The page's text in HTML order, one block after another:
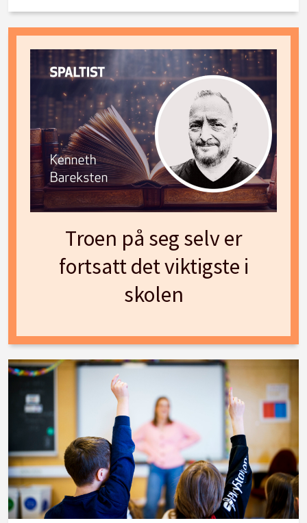
Troen på seg selv er
fortsatt det viktigste i
skolen